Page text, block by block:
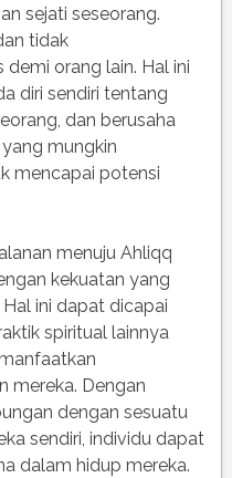
sejati seseorang.
tidak
orang lain. Hal ini
diri sendiri tentang
dan berusaha
mungkin
mencapai potensi
menuju Ahliqq
kekuatan yang
ini dapat dicapai
spiritual lainnya
mereka. Dengan
dengan sesuatu
sendiri, individu dapat
dalam hidup mereka.